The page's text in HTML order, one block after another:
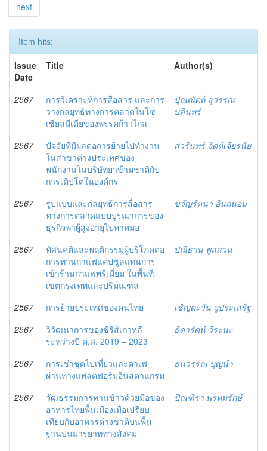
next
Item hits:
Issue
Date
Title Author(s)
2567
การวิเคราะห์การสื่อสาร และการ
วางกลยุทธ์ทางการตลาดในโซ
เชียลมีเดียของพรรคก้าวไกล
ปุณณัตถ์ สุวรรณ
บดินทร์
2567
ปัจจัยที่มีผลต่อการย้ายไปทำงาน
ในสาขาต่างประเทศของ
พนักงานในบริษัทยาข้ามชาติกับ
การเติบโตในองค์กร
สวรินทร์ จิตต์เจียรนัย
2567
รูปแบบและกลยุทธ์การสื่อสาร
ทางการตลาดแบบบูรณาการของ
ธุรกิจพาผู้สูงอายุไปหาหมอ
ขวัญรัตนา อินถนอม
2567
ทัศนคติและพฤติกรรมผู้บริโภคต่อ
การทานกาแฟแคปซูลแทนการ
เข้าร้านกาแฟพรีเมี่ยม ในพื้นที่
เขตกรุงเทพและปริมณฑล
ปณิธาน พูลสวน
2567 การย้ายประเทศของคนไทย
เชิญตะวัน จูประเสริฐ
2567
วิวัฒนาการของซีรีส์เกาหลี
ระหว่างปี ค.ศ. 2019 – 2023
ธิดารัตน์ วีระนะ
2567
การเช่าชุดไปเที่ยวและคาเฟ่
ผ่านทางแพลตฟอร์มอินสตาแกรม
ธนวรรณ บุญนำ
2567
วัฒธรรมการทานข้าวด้วยมือของ
อาหารไทยพื้นเมืองเมื่อเปรียบ
เทียบกับอาหารต่างชาติบนพื้น
ฐานบนมารยาททางสังคม
ปิณฑิรา พรหมรักษ์